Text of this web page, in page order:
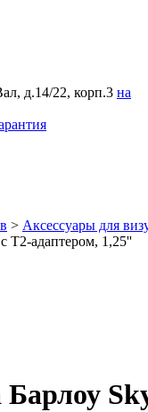
д.14/22, корп.3 на
> Аксессуары для
Т2-адаптером, 1,25''
Барлоу